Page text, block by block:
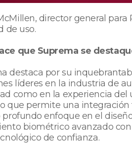
director general para
de uso.
que Suprema se
destaca por su
líderes en la industria de
como en la experiencia del
que permite una
profundo enfoque en el
biométrico avanzado
de confianza.